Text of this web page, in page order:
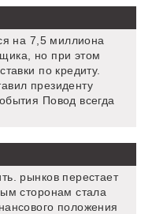
на 7,5 миллиона
но при этом
по кредиту.
президенту
Повод всегда
рынков перестает
сторонам стала
положения